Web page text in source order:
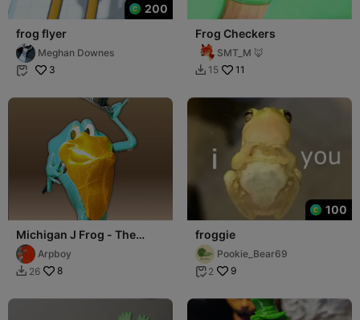
200
frog flyer
Meghan Downes
 3
Frog Checkers
SMT_M 🦊
 15 11
Michigan J Frog - The
Singing WB Frog
Arpboy
 26 8
100
froggie
Pookie_Bear69
 2 9